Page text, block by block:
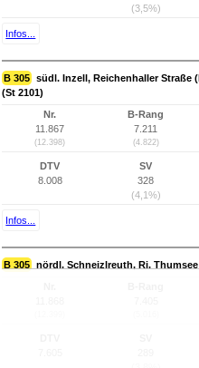
(3,5%)
Infos...
B 305 südl. Inzell, Reichenhaller Straße
(St 2101)
Nr.
11.867
(12.398)
B-Rang
7.211
(4.822)
DTV
8.008
SV
328
(4,1%)
Infos...
B 305 nördl. Schneizlreuth, Ri.